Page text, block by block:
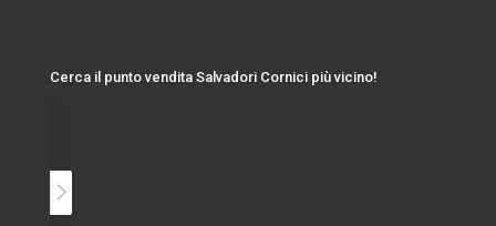
Cerca il punto vendita Salvadori Cornici più vicino!